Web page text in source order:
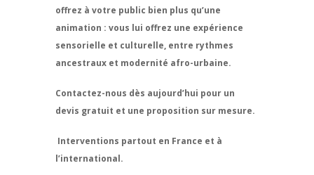
offrez à votre public bien plus qu’une
animation : vous lui offrez une expérience
sensorielle et culturelle, entre rythmes
ancestraux et modernité afro-urbaine.
Contactez-nous dès aujourd’hui pour un
devis gratuit et une proposition sur mesure.
Interventions partout en France et à
l’international.